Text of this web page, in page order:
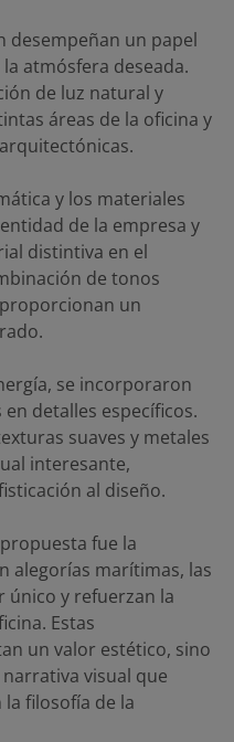
desempeñan un papel
atmósfera deseada.
de luz natural y
áreas de la oficina y
y los materiales
de la empresa y
distintiva en el
de tonos
un
se incorporaron
detalles específicos.
suaves y metales
interesante,
al diseño.
fue la
alegorías marítimas, las
único y refuerzan la
Estas
un valor estético, sino
visual que
filosofía de la